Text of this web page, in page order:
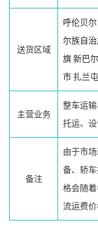
送货区域
呼伦贝尔
尔族自
旗新巴
市 扎兰
主营业务
整车运
托运、
备注
由于市
备、轿
格会随
流运费